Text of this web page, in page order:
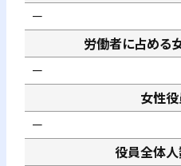
－
労働者に占める
－
女性
－
役員全体人